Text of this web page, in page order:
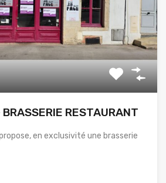
RESTAURANT
en exclusivité une brasserie